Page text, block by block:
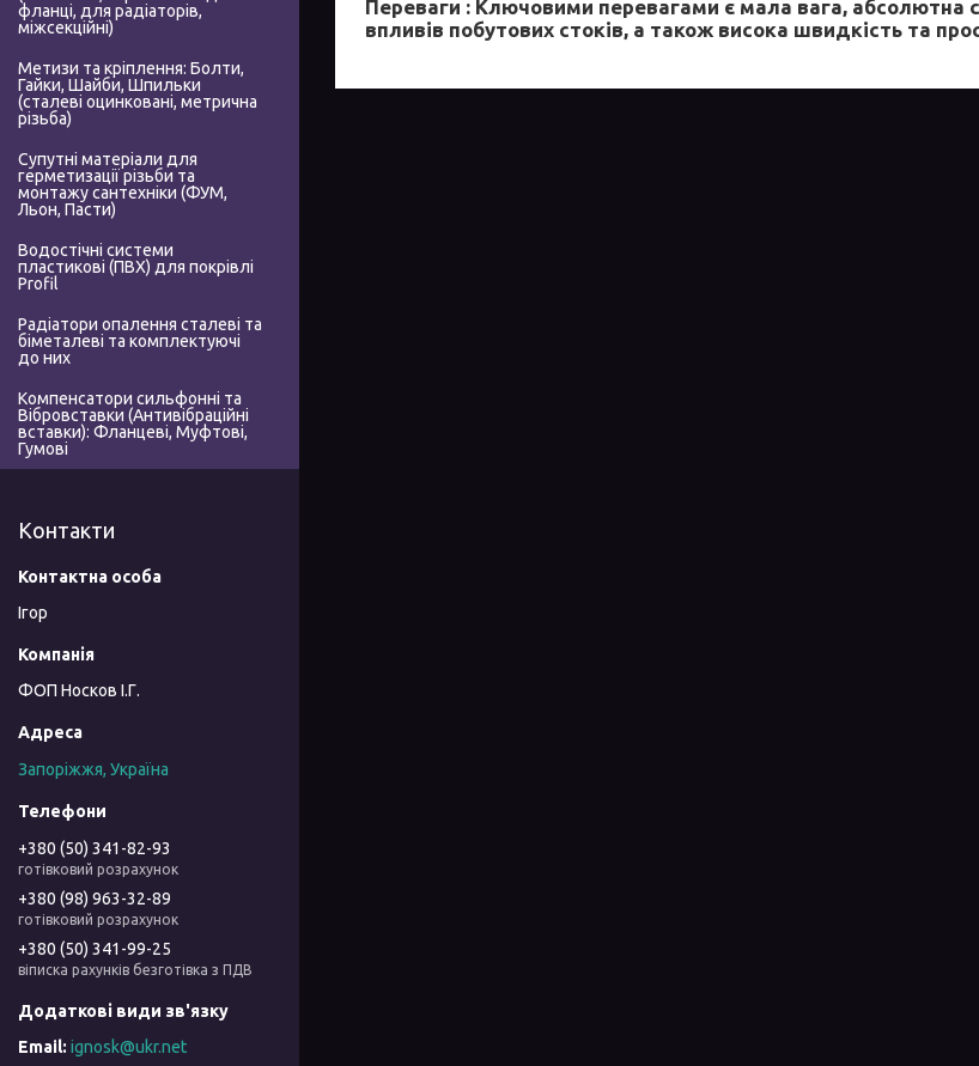
Переваги : Ключовими перевагами є мала вага, абсолютна
впливів побутових стоків, а також висока швидкість та
фланці, для радіаторів,
міжсекційні)
Метизи та кріплення: Болти,
Гайки, Шайби, Шпильки
(сталеві оцинковані, метрична
різьба)
Супутні матеріали для
герметизації різьби та
монтажу сантехніки (ФУМ,
Льон, Пасти)
Водостічні системи
пластикові (ПВХ) для покрівлі
Profil
Радіатори опалення сталеві та
біметалеві та комплектуючі
до них
Компенсатори сильфонні та
Вібровставки (Антивібраційні
вставки): Фланцеві, Муфтові,
Гумові
Контакти
Ігор
ФОП Носков І.Г.
Запоріжжя, Україна
+380 (50) 341-82-93
готівковий розрахунок
+380 (98) 963-32-89
готівковий розрахунок
+380 (50) 341-99-25
віписка рахунків безготівка з ПДВ
ignosk@ukr.net